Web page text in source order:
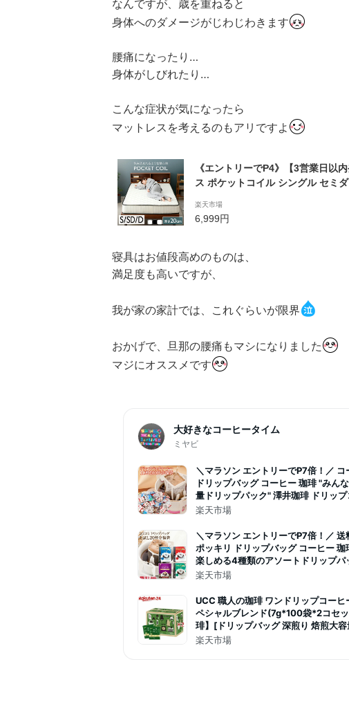
なんですが、歳を重ねると
身体へのダメージがじわじわきます
腰痛になったり…
身体がしびれたり…
こんな症状が気になったら
マットレスを考えるのもアリですよ
《エントリーでP4》【3営業日以
ス ポケットコイル シングル セミ
ッド マットレス ベッドマットレス
ト ベットマット ベッド用 体圧分散
楽天市場
6,999円
寝具はお値段高めのものは、
満足度も高いですが、
我が家の家計では、これぐらいが限界
おかげで、旦那の腰痛もマシになりました
マジにオススメです
大好きなコーヒータイム
ミヤビ
＼マラソン エントリーでP7倍！／ コ
ドリップバッグ コーヒー 珈琲 "みん
量ドリップパック" 澤井珈琲 ドリッ
200袋 セット 福袋 おせち コスパ最強
楽天市場
＼マラソン エントリーでP7倍！／
ポッキリ ドリップバッグ コーヒー 珈
楽しめる4種類のアソートドリップパ
ドリップコーヒー 飲み比べ ライト・
楽天市場
UCC 職人の珈琲 ワンドリップコーヒ
ペシャルブレンド(7g*100袋*2コセ
琲】[ドリップバッグ 深煎り 焙煎大容
楽天市場